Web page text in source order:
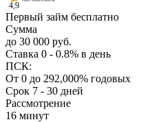
4,9
Первый займ бесплатно
Сумма
до 30 000 руб.
Ставка 0 - 0.8% в день
ПСК:
От 0 до 292,000% годовых
Срок 7 - 30 дней
Рассмотрение
16 минут